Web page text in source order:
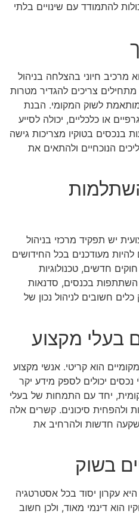
להתמודד עם שינויים בלתי
מרכיב חיוני בהצלחה בניהול
צריכים להגדיר מטרות
לשוק המקומי. הבנת
או כלכליים, יכולה לסייע
בנכסים בטוקיו מצריכות גישה
הנוכחיים ולהתאים את
יש תפקיד מרכזי בניהול
מעודכנים בכל החידושים
חדשים, טכנולוגיות
השתתפות בכנסים, סדנאות
כלים חשובים לניהול נכון של
בעלי מקצוע
הוא קריטי. אנשי מקצוע
נכסים יכולים לספק מידע יקר
יחד עם התמחות של בעלי
ולהפחית סיכונים. קשרים אלה
השקעה חדשות ולהרחיב את
בשוק
עקרון יסוד בכל אסטרטגיה
הוא דינמי מאוד, ולכן חשוב